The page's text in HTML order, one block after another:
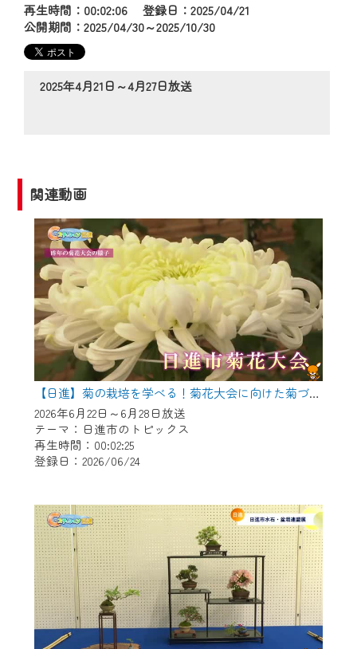
再生時間：00:02:06 登録日：2025/04/21
公開期間：2025/04/30～2025/10/30
2025年4月21日～4月27日放送
関連動画
【日進】菊の栽培を学べる！菊花大会に向けた菊づくり講習会
2026年6月22日～6月28日放送
テーマ：日進市のトピックス
再生時間：00:02:25
登録日：2026/06/24
【変更点】
◆デザイン変更により、お住まいの地域
の動画コンテンツが一目瞭然。
◆当社アプリやＰＣブラウザから、いつ
でも・どこでも・外出先でも！
2024年9月24日からはご加入者様へのサー
ビス向上のため、
『CCNet Web TV』を利用いただくには、
一部コンテンツを除き、
CCNetサービスへの加入と『CCNetマイ
ページ※』へのログインが必要となりま
す。
何卒、ご理解ご了承の程よろしくお願い
いたします。
※マイページへのログインには、MyIDが必
要となります。
※MyIDとは、CCNet Web TVを含むCCNetの
各種サービスをご利用頂くためのIDです。
で設定できます。
（GmailやYahooなどのフリーメールアドレ
スでも作成可能です）
※マイページへのログイン・MyIDの新規登
録はこちらから
※CCNetアプリをご利用中の方は引き続き
ご視聴いただけます。